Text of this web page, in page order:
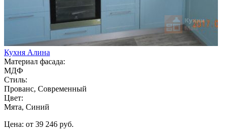
Кухня Алина
Материал фасада:
МДФ
Стиль:
Прованс, Современный
Цвет:
Мята, Синий
Цена: от 39 246 руб.